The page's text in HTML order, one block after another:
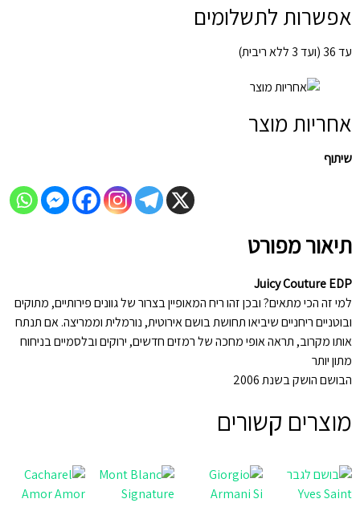
אפשרות לתשלומים
עד 36 (ועד 3 ללא ריבית)
אחריות מוצר
שיתוף
תיאור מפורט
Juicy Couture EDP
למי זה הכי מתאים? ובכן זהו ריח המאופיין בצרור של גוונים פירותיים, מתוקים
ובוטניים ריחניים שיביאו תחושת בושם אירוטית, נורמלית וממריצה. אם תנתח
אותו מקרוב, תראה אופי מחכה של רמזים חדשים, ירוקים ובלסמיים בניחוח
מתון יותר
הבושם הושק בשנת 2006
מוצרים קשורים